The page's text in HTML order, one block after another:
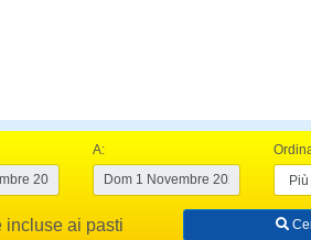
A:
incluse ai pasti